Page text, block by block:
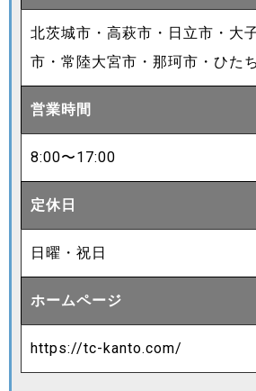
北茨城市・高萩市・日立市・大
市・常陸大宮市・那珂市・ひた
営業時間
8:00〜17:00
定休日
日曜・祝日
ホームページ
https://tc-kanto.com/